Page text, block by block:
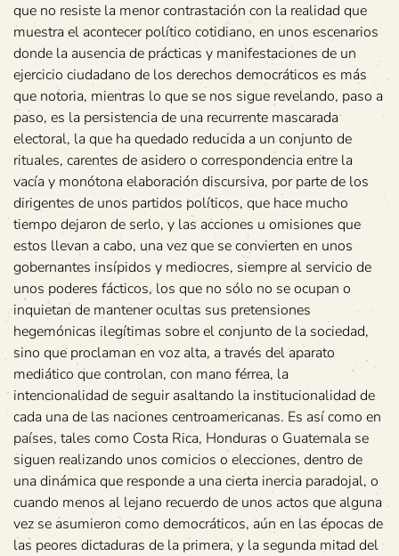
que no resiste la menor contrastación con la realidad que
muestra el acontecer político cotidiano, en unos escenarios
donde la ausencia de prácticas y manifestaciones de un
ejercicio ciudadano de los derechos democráticos es más
que notoria, mientras lo que se nos sigue revelando, paso a
paso, es la persistencia de una recurrente mascarada
electoral, la que ha quedado reducida a un conjunto de
rituales, carentes de asidero o correspondencia entre la
vacía y monótona elaboración discursiva, por parte de los
dirigentes de unos partidos políticos, que hace mucho
tiempo dejaron de serlo, y las acciones u omisiones que
estos llevan a cabo, una vez que se convierten en unos
gobernantes insípidos y mediocres, siempre al servicio de
unos poderes fácticos, los que no sólo no se ocupan o
inquietan de mantener ocultas sus pretensiones
hegemónicas ilegítimas sobre el conjunto de la sociedad,
sino que proclaman en voz alta, a través del aparato
mediático que controlan, con mano férrea, la
intencionalidad de seguir asaltando la institucionalidad de
cada una de las naciones centroamericanas. Es así como en
países, tales como Costa Rica, Honduras o Guatemala se
siguen realizando unos comicios o elecciones, dentro de
una dinámica que responde a una cierta inercia paradojal, o
cuando menos al lejano recuerdo de unos actos que alguna
vez se asumieron como democráticos, aún en las épocas de
las peores dictaduras de la primera, y la segunda mitad del